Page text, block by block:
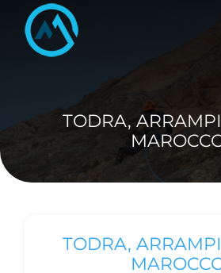
content
TODRA,
TODRA,